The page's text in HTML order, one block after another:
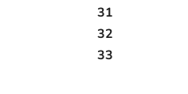
31
32
33